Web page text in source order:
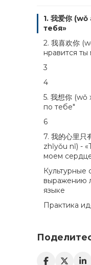
1. 我爱你
тебя»
2. 我喜欢你
нравится
3
4
5. 我想你
по тебе"
6
7. 我的心里
zhǐyǒu nǐ) -
моем
Культурные
выражению
языке
Практика